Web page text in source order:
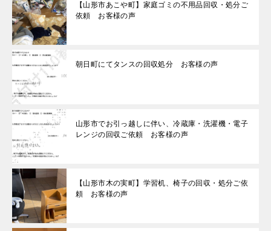
【山形市あこや町】家庭ゴミの不用品回収・処分ご
依頼 お客様の声
朝日町にてタンスの回収処分 お客様の声
山形市でお引っ越しに伴い、冷蔵庫・洗濯機・電子
レンジの回収ご依頼 お客様の声
【山形市木の実町】学習机、椅子の回収・処分ご依
頼 お客様の声